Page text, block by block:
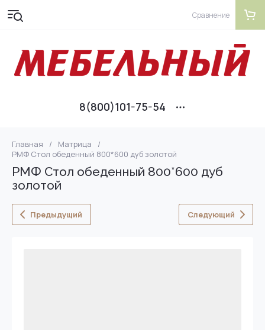
8(800)101-75-54
Сравнение
Главная / Матрица
/
РМФ Стол обеденный 800*600 дуб золотой
РМФ Стол обеденный 800*600 дуб
золотой
Предыдущий Следующий